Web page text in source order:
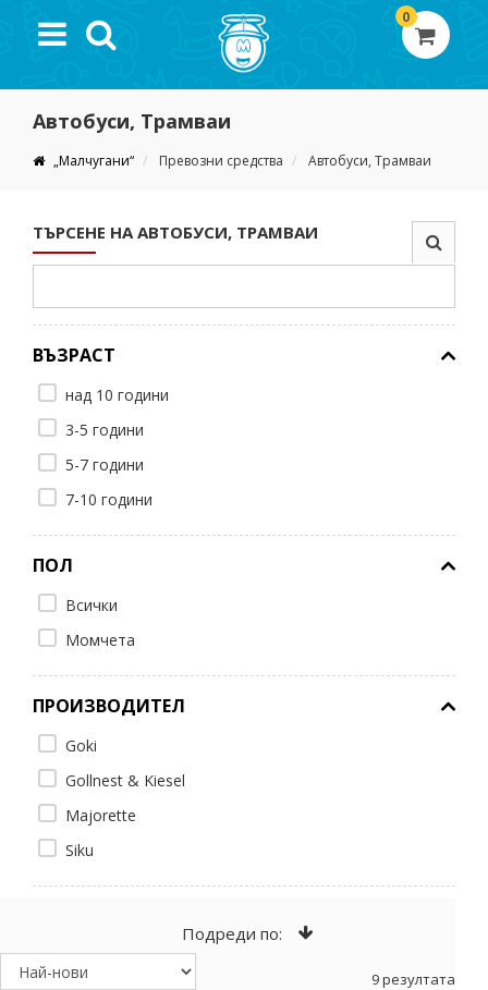
0
Автобуси, Трамваи
„Малчугани“ Превозни средства Автобуси, Трамваи
ТЪРСЕНЕ НА АВТОБУСИ, ТРАМВАИ
ВЪЗРАСТ
над 10 години
3-5 години
5-7 години
7-10 години
ПОЛ
Всички
Момчета
ПРОИЗВОДИТЕЛ
Goki
Gollnest & Kiesel
Majorette
Siku
Подреди по:
9 резултата